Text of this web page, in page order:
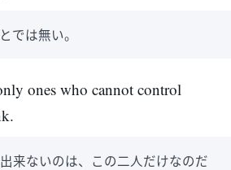
では無い。
ones who cannot control
来ないのは、この二人だけなのだ